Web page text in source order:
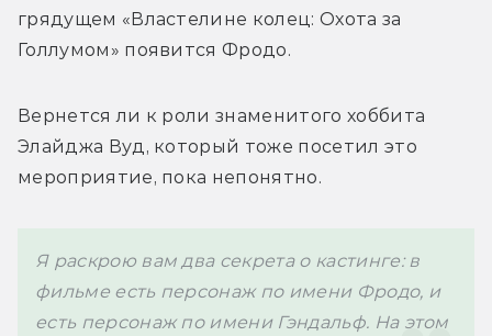
грядущем «Властелине колец: Охота за
Голлумом» появится Фродо.
Вернется ли к роли знаменитого хоббита
Элайджа Вуд, который тоже посетил это
мероприятие, пока непонятно.
Я раскрою вам два секрета о кастинге: в
фильме есть персонаж по имени Фродо, и
есть персонаж по имени Гэндальф. На этом